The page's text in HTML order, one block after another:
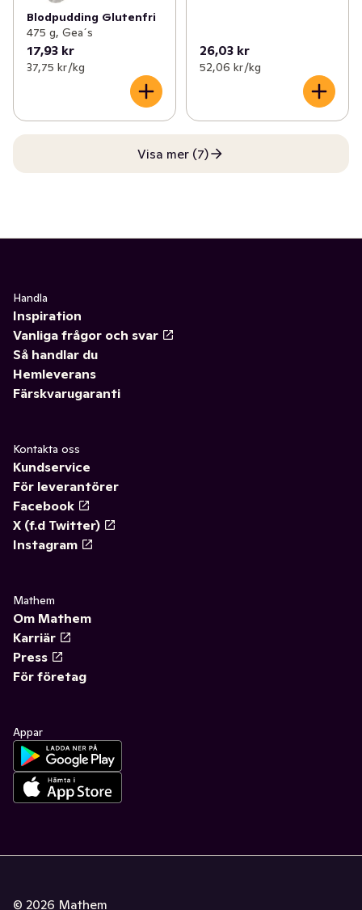
Blodpudding Glutenfri
475 g, Gea´s
17,93 kr
37,75 kr /kg
26,03 kr
52,06 kr /kg
Visa mer (7)
Handla
Inspiration
Vanliga frågor och svar
Så handlar du
Hemleverans
Färskvarugaranti
Kontakta oss
Kundservice
För leverantörer
Facebook
X (f.d Twitter)
Instagram
Mathem
Om Mathem
Karriär
Press
För företag
Appar
© 2026 Mathem